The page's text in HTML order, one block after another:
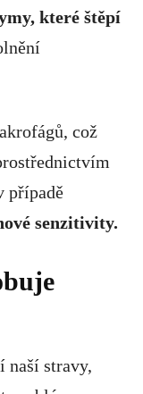
které štěpí
což
případě
senzitivity.
naší stravy,